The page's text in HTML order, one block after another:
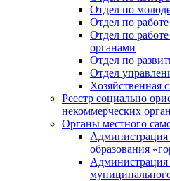
Отдел по
Отдел по
Отдел по
органами
Отдел по
Отдел
Хозяйственная
Реестр социально
некоммерческих
Органы местного
образования
Администрация